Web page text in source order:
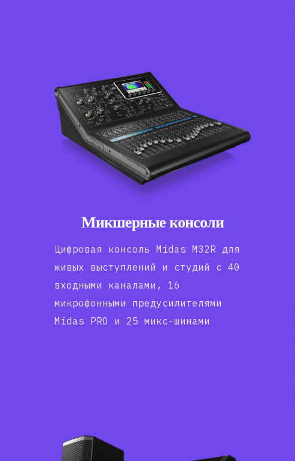
Микшерные консоли
Цифровая консоль Midas M32R для
живых выступлений и студий с 40
входными каналами, 16
микрофонными предусилителями
Midas PRO и 25 микс-шинами